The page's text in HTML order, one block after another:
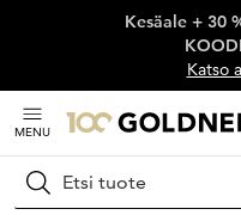
Ohita siirtymä, siirry
Kesäale + 30
Katso
MENU
Hae
Koti Kengät ja asusteet